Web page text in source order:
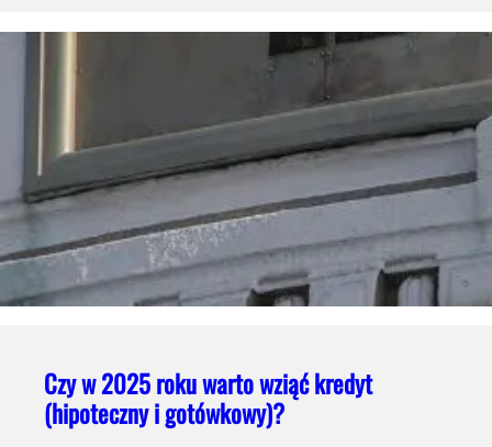
Czy w 2025 roku warto wziąć kredyt
(hipoteczny i gotówkowy)?